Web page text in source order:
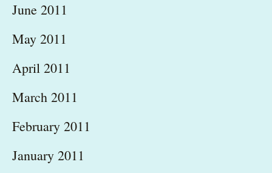
June 2011
May 2011
April 2011
March 2011
February 2011
January 2011